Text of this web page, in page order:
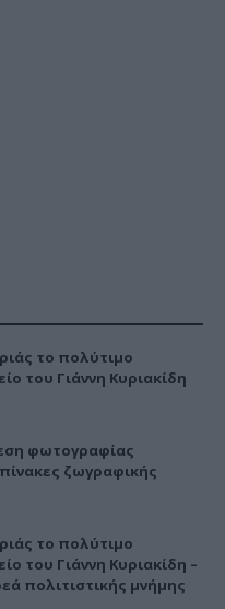
το πολύτιμο
του Γιάννη Κυριακίδη
φωτογραφίας
ζωγραφικής
το πολύτιμο
του Γιάννη Κυριακίδη –
πολιτιστικής μνήμης